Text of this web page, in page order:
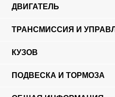
ДВИГАТЕЛЬ
ТРАНСМИССИЯ И
КУЗОВ
ПОДВЕСКА И ТОРМОЗА